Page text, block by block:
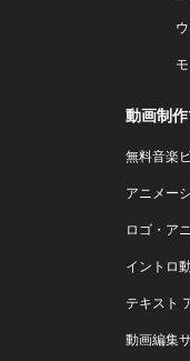
動画制
無料音楽
アニメー
ロゴ・ア
イントロ
テキスト
動画編集